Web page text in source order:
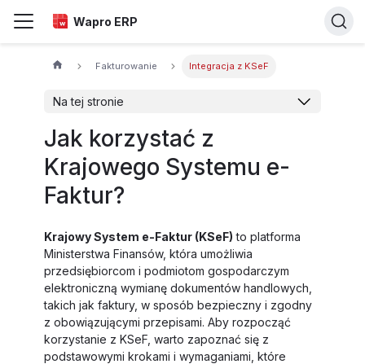
Wapro ERP
Fakturowanie Integracja z KSeF
Na tej stronie
Jak korzystać z
Krajowego Systemu e-
Faktur?
Krajowy System e-Faktur (KSeF) to platforma
Ministerstwa Finansów, która umożliwia
przedsiębiorcom i podmiotom gospodarczym
elektroniczną wymianę dokumentów handlowych,
takich jak faktury, w sposób bezpieczny i zgodny
z obowiązującymi przepisami. Aby rozpocząć
korzystanie z KSeF, warto zapoznać się z
podstawowymi krokami i wymaganiami, które